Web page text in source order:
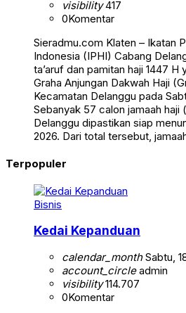
visibility417
0Komentar
Sieradmu.com Klaten – Ikatan
Indonesia (IPHI) Cabang
ta’aruf dan pamitan haji 1447 H
Graha Anjungan Dakwah Haji
Kecamatan Delanggu pada
Sebanyak 57 calon jamaah haji
Delanggu dipastikan siap
2026. Dari total tersebut,
Terpopuler
Bisnis
Kedai Kepanduan
calendar_monthSabtu,
account_circleadmin
visibility114.707
0Komentar